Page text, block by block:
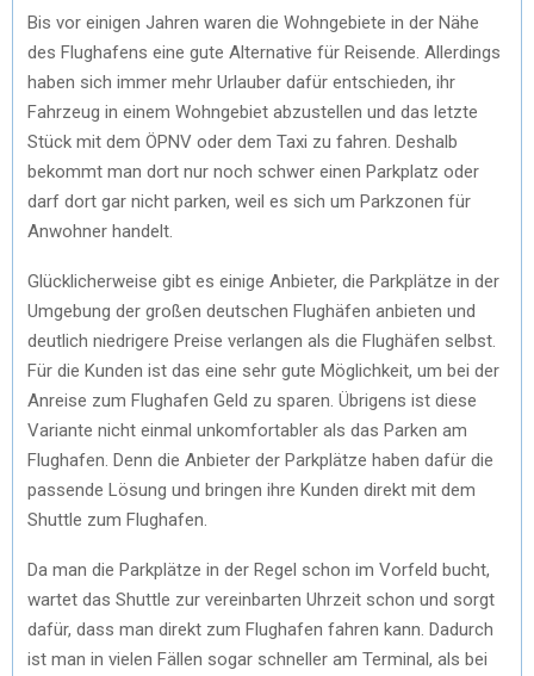
Bis vor einigen Jahren waren die Wohngebiete in der Nähe
des Flughafens eine gute Alternative für Reisende. Allerdings
haben sich immer mehr Urlauber dafür entschieden, ihr
Fahrzeug in einem Wohngebiet abzustellen und das letzte
Stück mit dem ÖPNV oder dem Taxi zu fahren. Deshalb
bekommt man dort nur noch schwer einen Parkplatz oder
darf dort gar nicht parken, weil es sich um Parkzonen für
Anwohner handelt.
Glücklicherweise gibt es einige Anbieter, die Parkplätze in der
Umgebung der großen deutschen Flughäfen anbieten und
deutlich niedrigere Preise verlangen als die Flughäfen selbst.
Für die Kunden ist das eine sehr gute Möglichkeit, um bei der
Anreise zum Flughafen Geld zu sparen. Übrigens ist diese
Variante nicht einmal unkomfortabler als das Parken am
Flughafen. Denn die Anbieter der Parkplätze haben dafür die
passende Lösung und bringen ihre Kunden direkt mit dem
Shuttle zum Flughafen.
Da man die Parkplätze in der Regel schon im Vorfeld bucht,
wartet das Shuttle zur vereinbarten Uhrzeit schon und sorgt
dafür, dass man direkt zum Flughafen fahren kann. Dadurch
ist man in vielen Fällen sogar schneller am Terminal, als bei